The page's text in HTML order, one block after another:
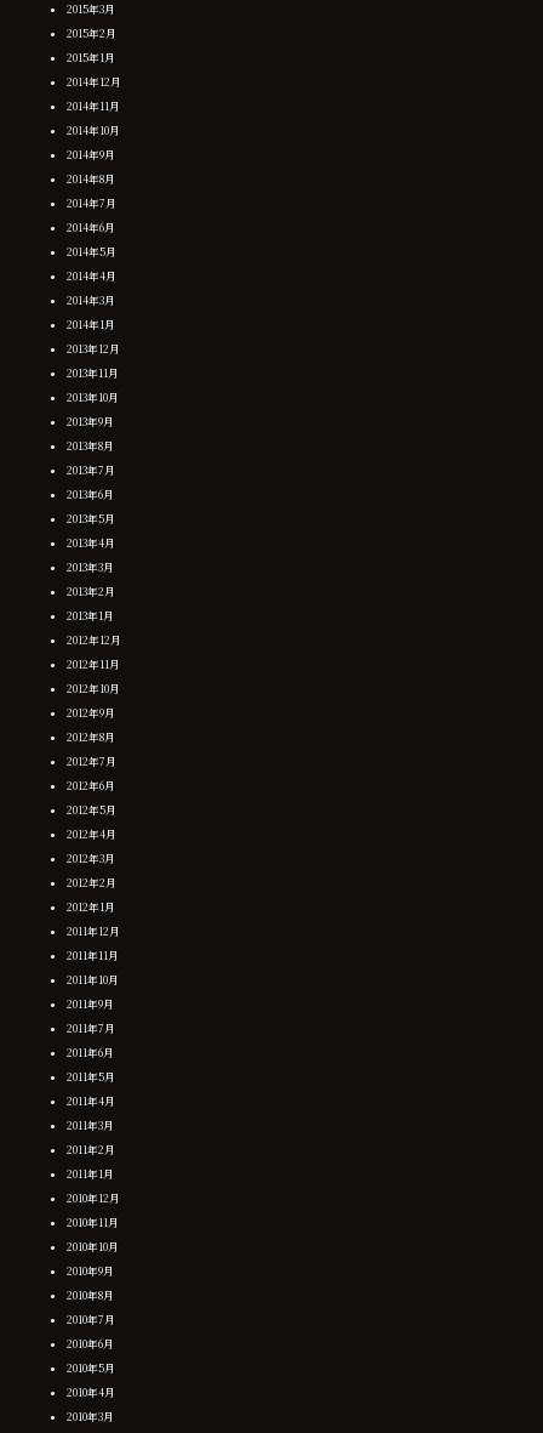
2015年3月
2015年2月
2015年1月
2014年12月
2014年11月
2014年10月
2014年9月
2014年8月
2014年7月
2014年6月
2014年5月
2014年4月
2014年3月
2014年1月
2013年12月
2013年11月
2013年10月
2013年9月
2013年8月
2013年7月
2013年6月
2013年5月
2013年4月
2013年3月
2013年2月
2013年1月
2012年12月
2012年11月
2012年10月
2012年9月
2012年8月
2012年7月
2012年6月
2012年5月
2012年4月
2012年3月
2012年2月
2012年1月
2011年12月
2011年11月
2011年10月
2011年9月
2011年7月
2011年6月
2011年5月
2011年4月
2011年3月
2011年2月
2011年1月
2010年12月
2010年11月
2010年10月
2010年9月
2010年8月
2010年7月
2010年6月
2010年5月
2010年4月
2010年3月